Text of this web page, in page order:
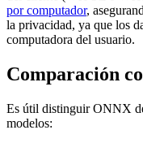
por computador,
la privacidad, ya que los
computadora del usuario.
Comparación
Es útil distinguir ONNX
modelos: